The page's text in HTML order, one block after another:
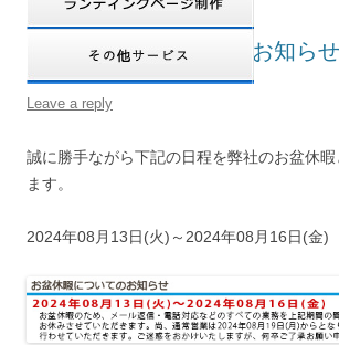
2024年度 お盆休暇のお知らせ
Leave a reply
誠に勝手ながら下記の日程を弊社のお盆休暇
ます。
2024年08月13日(火)～2024年08月16日(金)